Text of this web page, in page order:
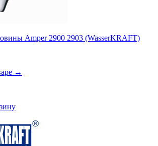
Amper 2900 2903 (WasserKRAFT)
→